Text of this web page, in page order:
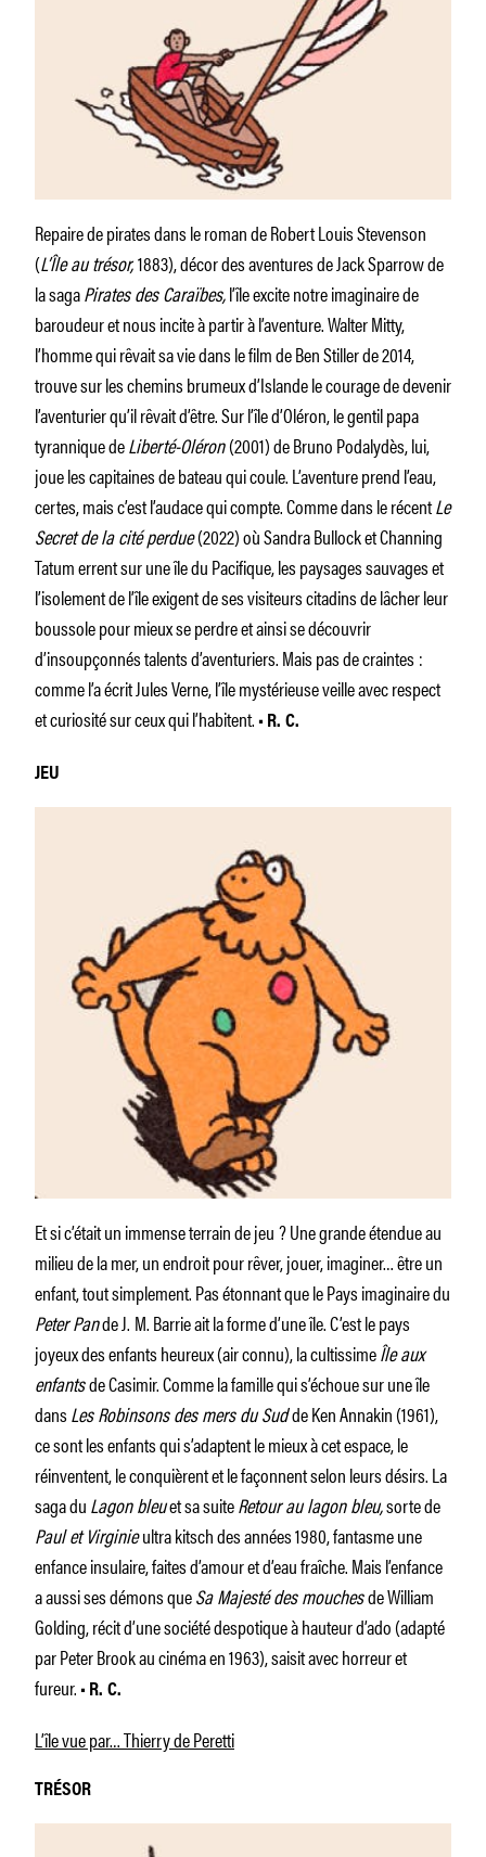
Repaire de pirates dans le roman de Robert Louis Stevenson
(L’Île au trésor,1883), décor des aventures de Jack Sparrow de
la sagaPirates des Caraïbes,l’île excite notre imaginaire de
baroudeur et nous incite à partir à l’aventure. Walter Mitty,
l’homme qui rêvait sa vie dans le film de Ben Stiller de 2014,
trouve sur les chemins brumeux d’Islande le courage de devenir
l’aventurier qu’il rêvait d’être. Sur l’île d’Oléron, le gentil papa
tyrannique deLiberté-Oléron(2001) de Bruno Podalydès, lui,
joue les capitaines de bateau qui coule. L’aventure prend l’eau,
certes, mais c’est l’audace qui compte. Comme dans le récentLe
Secret de la cité perdue(2022) où Sandra Bullock et Channing
Tatum errent sur une île du Pacifique, les paysages sauvages et
l’isolement de l’île exigent de ses visiteurs citadins de lâcher leur
boussole pour mieux se perdre et ainsi se découvrir
d’insoupçonnés talents d’aventuriers. Mais pas de craintes :
comme l’a écrit Jules Verne, l’île mystérieuse veille avec respect
et curiosité sur ceux qui l’habitent. • R. C.
JEU
Et si c’était un immense terrain de jeu ? Une grande étendue au
milieu de la mer, un endroit pour rêver, jouer, imaginer… être un
enfant, tout simplement. Pas étonnant que le Pays imaginaire du
Peter Pande J. M. Barrie ait la forme d’une île. C’est le pays
joyeux des enfants heureux (air connu), la cultissimeÎle aux
enfantsde Casimir. Comme la famille qui s’échoue sur une île
dansLes Robin­sons des mers du Sudde Ken Annakin (1961),
ce sont les enfants qui s’adaptent le mieux à cet espace, le
réinventent, le conquièrent et le façonnent selon leurs désirs. La
saga duLagon bleuet sa suiteRetour au lagon bleu,sorte de
Paul et Virginieultra kitsch des années 1980, fantasme une
enfance insulaire, faites d’amour et d’eau fraîche. Mais l’enfance
a aussi ses démons queSa Majesté des mouchesde William
Golding, récit d’une société despotique à hauteur d’ado (adapté
par Peter Brook au cinéma en 1963), saisit avec horreur et
fureur. • R. C.
L’île vue par… Thierry de Peretti
TRÉSOR